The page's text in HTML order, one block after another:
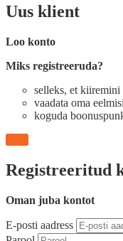
Uus klient
Loo konto
Miks registreeruda?
selleks, et
vaadata oma
koguda
Registreeritud
Oman juba kontot
E-posti aadress